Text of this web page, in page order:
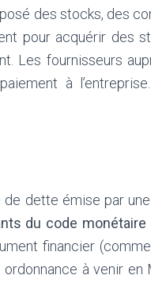
des stocks, des
pour acquérir des
Les fournisseurs
à
dette émise par
du code
financier
à venir